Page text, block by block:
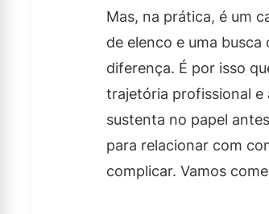
Mas, na prática, é um
de elenco e uma
diferença. É por isso
trajetória profissional e
sustenta no papel
para relacionar com
complicar. Vamos